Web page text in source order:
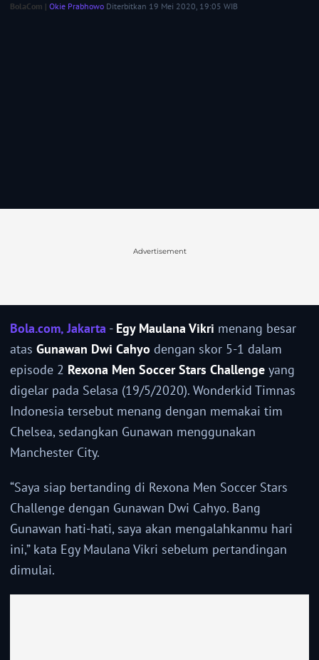
BolaCom | Okie Prabhowo Diterbitkan 19 Mei 2020, 19:05 WIB
Advertisement
Bola.com, Jakarta - Egy Maulana Vikri menang besar
atas Gunawan Dwi Cahyo dengan skor 5-1 dalam
episode 2 Rexona Men Soccer Stars Challenge yang
digelar pada Selasa (19/5/2020). Wonderkid Timnas
Indonesia tersebut menang dengan memakai tim
Chelsea, sedangkan Gunawan menggunakan
Manchester City.
“Saya siap bertanding di Rexona Men Soccer Stars
Challenge dengan Gunawan Dwi Cahyo. Bang
Gunawan hati-hati, saya akan mengalahkanmu hari
ini,” kata Egy Maulana Vikri sebelum pertandingan
dimulai.